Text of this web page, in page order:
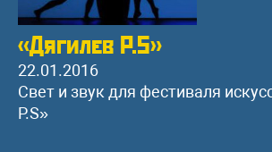
«Дягилев P.S»
22.01.2016
Свет и звук для фестиваля
P.S»